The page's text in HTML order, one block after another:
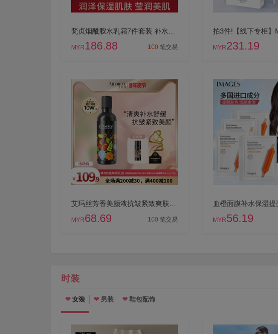
MYR 186.88 100笔交易 MYR231.19
MYR68.69 100笔交易 MYR56.19
时装
❤ 女装 ❤ 男装 ❤ 鞋包配饰